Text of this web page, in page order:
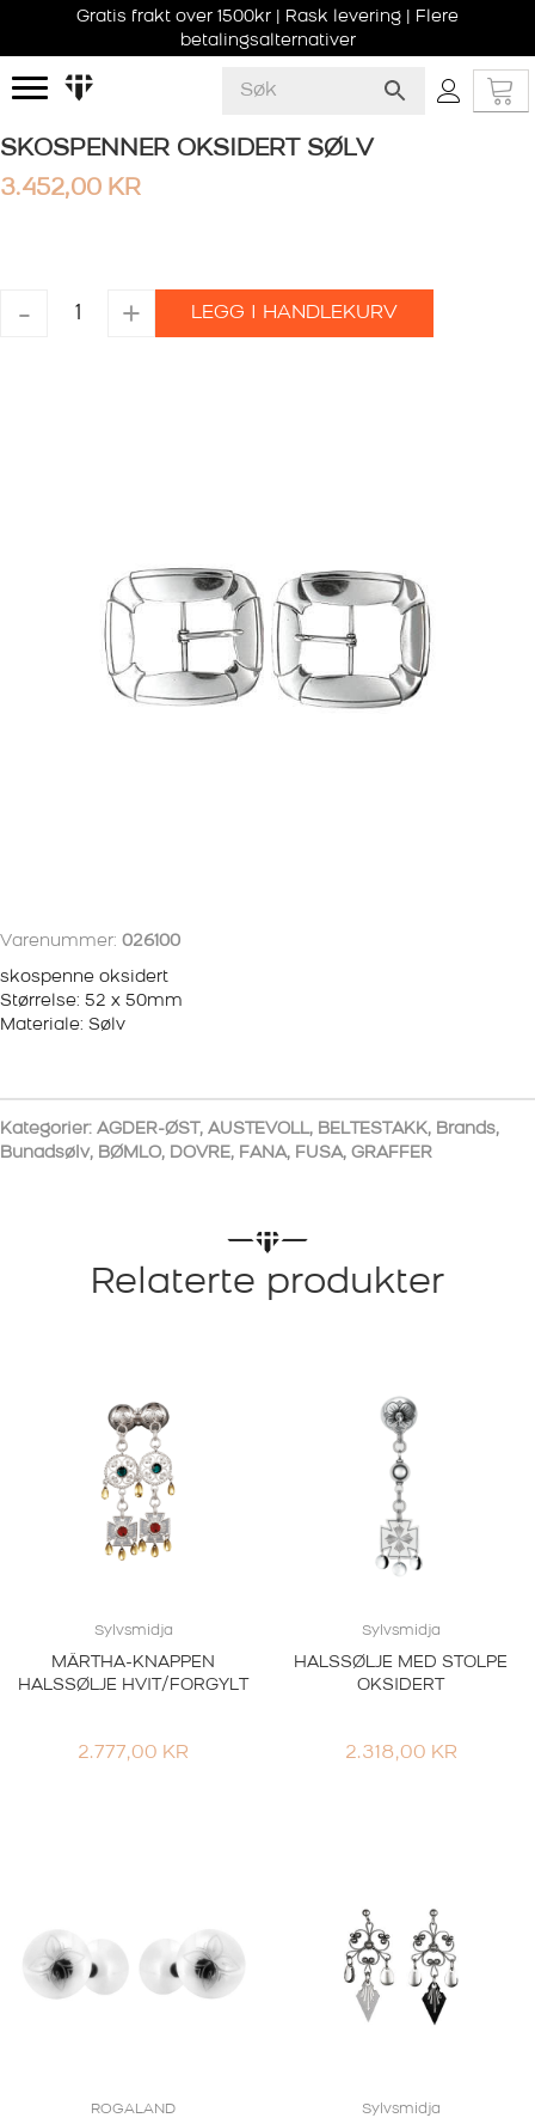
Gratis frakt over 1500kr | Rask levering | Flere
betalingsalternativer
SKOSPENNER OKSIDERT SØLV
3.452,00 KR
-
SKOSPENNER
OKSIDERT+ LEGG I HANDLEKURV
Varenummer: 026100
skospenne oksidert
Størrelse: 52 x 50mm
Materiale: Sølv
Kategorier: AGDER-ØST , AUSTEVOLL, BELTESTAKK, Brands,
Bunadsølv, BØMLO, DOVRE, FANA, FUSA, GRAFFER
Relaterte produkter
Sylvsmidja
MÄRTHA-KNAPPEN
HALSSØLJE HVIT/FORGYLT
2.777,00 KR
Sylvsmidja
HALSSØLJE MED STOLPE
OKSIDERT
2.318,00 KR
ROGALAND Sylvsmidja